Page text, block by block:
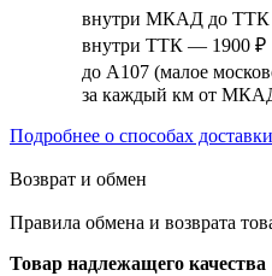
внутри МКАД до
внутри ТТК — 1900 ₽
до А107 (малое
за каждый км от
Подробнее о способах доставки
Возврат и обмен
Правила обмена и возврата
Товар надлежащего качества